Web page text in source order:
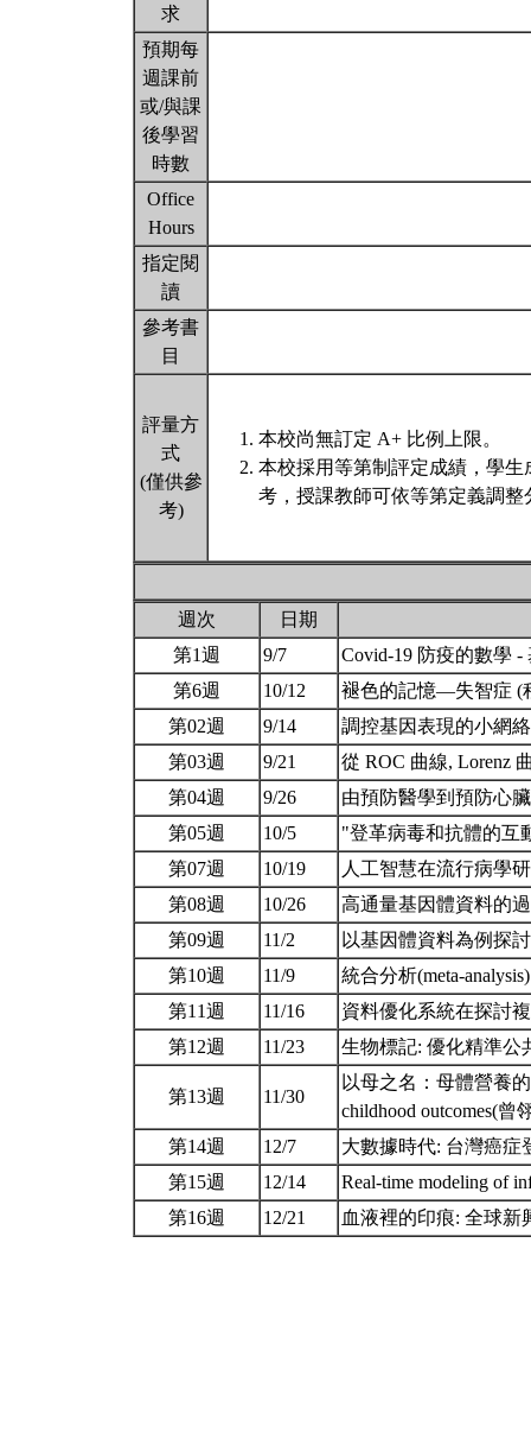
求
預期每
週課前
或/與課
後學習
時數
Office
Hours
指定閱
讀
參考書
目
評量方
式
(僅供參
考)
本校尚無訂定 A+ 比例上限。
本校採用等第制評定成績，學
考，授課教師可依等第定義調
週次
日期
第1週
9/7
Covid-19 防疫的數學
第6週
10/12
褪色的記憶—失智症 (
第02週
9/14
調控基因表現的小網
第03週
9/21
從 ROC 曲線, Lorenz
第04週
9/26
由預防醫學到預防心
第05週
10/5
"登革病毒和抗體的互
第07週
10/19
人工智慧在流行病學
第08週
10/26
高通量基因體資料的
第09週
11/2
以基因體資料為例探
第10週
11/9
統合分析(meta-
第11週
11/16
資料優化系統在探討
第12週
11/23 生物標記: 優化精準公
第13週 11/30
以母之名：母體營養的
childhood outcomes(曾
第14週
12/7
大數據時代: 台灣癌
第15週
12/14
Real-time modeling of
第16週
12/21 血液裡的印痕: 全球